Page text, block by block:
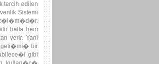
edilen
Sistemi
hatta hem
verir. Yani
geli�mi� bir
gibi